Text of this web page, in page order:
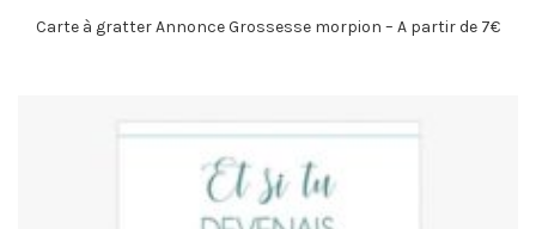
Carte à gratter Annonce Grossesse morpion – A partir de 7€